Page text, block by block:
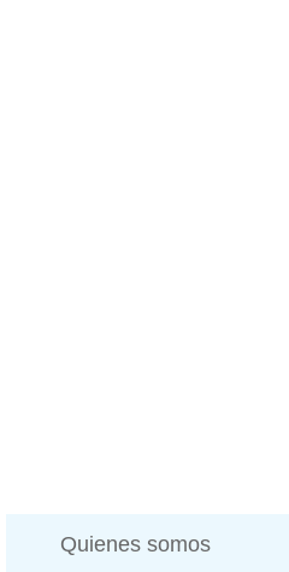
Quienes somos